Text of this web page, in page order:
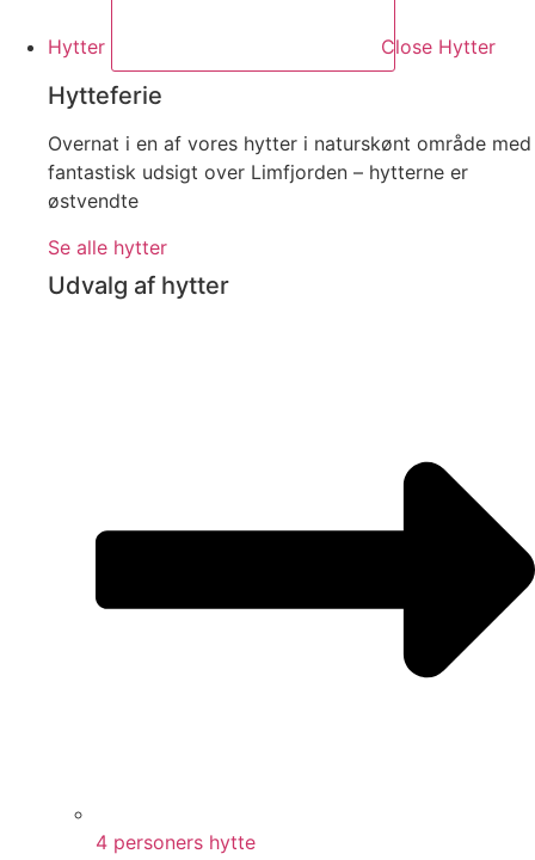
Hytter Close Hytter
Hytteferie
Overnat i en af vores hytter i naturskønt område med
fantastisk udsigt over Limfjorden – hytterne er
østvendte
Se alle hytter
Udvalg af hytter
4 personers hytte